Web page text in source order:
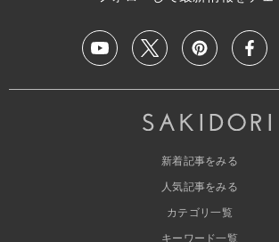
新着記事をみる
人気記事をみる
カテゴリ一覧
キーワード一覧